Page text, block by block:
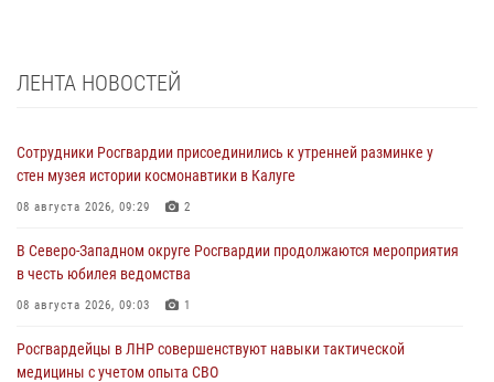
ЛЕНТА НОВОСТЕЙ
Сотрудники Росгвардии присоединились к утренней разминке у
стен музея истории космонавтики в Калуге
08 августа 2026, 09:29 2
В Северо-Западном округе Росгвардии продолжаются мероприятия
в честь юбилея ведомства
08 августа 2026, 09:03 1
Росгвардейцы в ЛНР совершенствуют навыки тактической
медицины с учетом опыта СВО